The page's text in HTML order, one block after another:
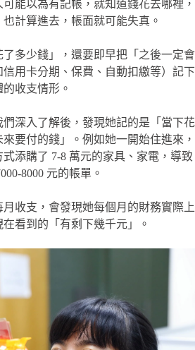
可能以為有記帳，就知道錢花去哪裡，
計算進去，帳面就可能失真。
多少錢」，還要即早把「之後一定會
用卡分期、保費、自動扣繳等）記下
收支情形。
深入了解後，發現她記的是「當下花
要付的錢」。例如她一開始住進來，
添購了 7-8 萬元的家具、家電，導致
8000 元的帳單。
收支，會發現她每個月的財務實際上
看到的「有剩下幾千元」。